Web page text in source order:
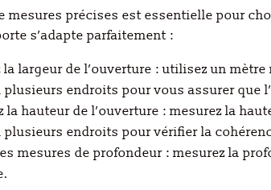
mesures précises est essentielle pour
s’adapte parfaitement :
la largeur de l’ouverture : utilisez un
plusieurs endroits pour vous assurer que
la hauteur de l’ouverture : mesurez la
plusieurs endroits pour vérifier la
mesures de profondeur : mesurez la